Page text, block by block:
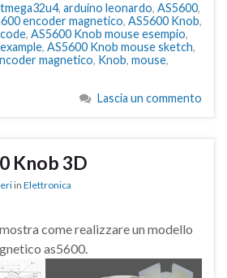
, arduino leonardo, AS5600,
encoder magnetico, AS5600 Knob,
, AS5600 Knob mouse esempio,
, AS5600 Knob mouse sketch,
magnetico, Knob, mouse,
Lascia un commento
Knob 3D
in Elettronica
come realizzare un modello
as5600.